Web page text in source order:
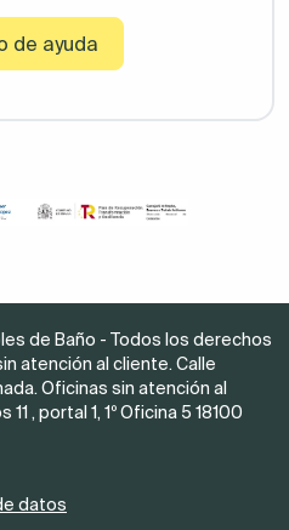
de ayuda
de Baño - Todos los derechos
atención al cliente. Calle
Oficinas sin atención al
, portal 1, 1º Oficina 5 18100
datos